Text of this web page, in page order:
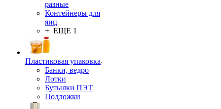
разные
Контейнеры для
яиц
+ ЕЩЕ 1
Пластиковая упаковка
Банки, ведро
Лотки
Бутылки ПЭТ
Подложки